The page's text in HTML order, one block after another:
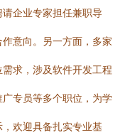
企业专家担任兼职导
意向。另一方面，多家
求，涉及软件开发工程
专员等多个职位，为学
欢迎具备扎实专业基